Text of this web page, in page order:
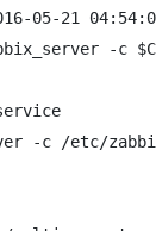
05-21
-c
-c /etc/